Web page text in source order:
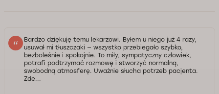
Bardzo dziękuję temu lekarzowi. Byłem u niego już 4 razy,
usuwał mi tłuszczaki — wszystko przebiegało szybko,
bezboleśnie i spokojnie. To miły, sympatyczny człowiek,
potrafi podtrzymać rozmowę i stworzyć normalną,
swobodną atmosferę. Uważnie słucha potrzeb pacjenta.
Zde...